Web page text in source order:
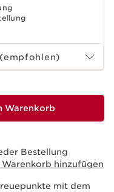
Warenkorb
Bestellung
Warenkorb hinzufügen
mit dem